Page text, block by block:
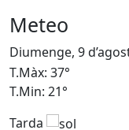
Meteo
Diumenge, 9
T.Màx: 37°
T.Min: 21°
Tarda